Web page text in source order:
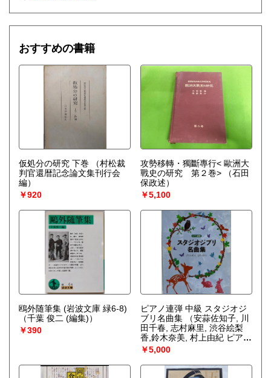
おすすめの書籍
仮処分の研究 下巻
（村松裁
判官還暦記念論文集刊行会
編）
￥920
攻勢移轉・獨斷專行< 歐洲大
戰史の研究 第２巻>
（石田
保政述）
￥5,100
鴎外随筆集 (岩波文庫 緑6-8)
（千葉 俊二 (編集)）
￥390
ピアノ連弾 中級 スタジオジ
ブリ名曲集
（安蒜佐知子, 川
田千春, 志村麻里, 渋谷絵梨
香,鈴木奈美, 村上由紀 ピアノ
編曲）
￥5,000